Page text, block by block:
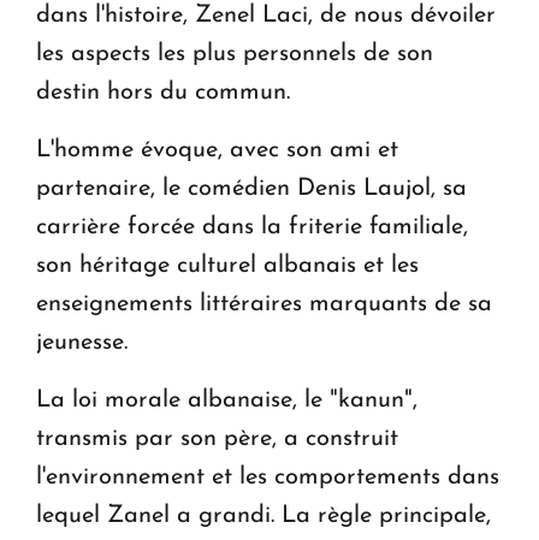
dans l'histoire, Zenel Laci, de nous dévoiler
les aspects les plus personnels de son
destin hors du commun.
L'homme évoque, avec son ami et
partenaire, le comédien Denis Laujol, sa
carrière forcée dans la friterie familiale,
son héritage culturel albanais et les
enseignements littéraires marquants de sa
jeunesse.
La loi morale albanaise, le "kanun",
transmis par son père, a construit
l'environnement et les comportements dans
lequel Zanel a grandi. La règle principale,